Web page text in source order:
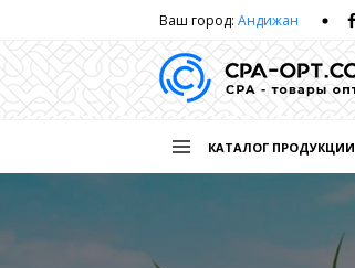
Ваш город: Андижан
КАТАЛОГ ПРОДУКЦИИ